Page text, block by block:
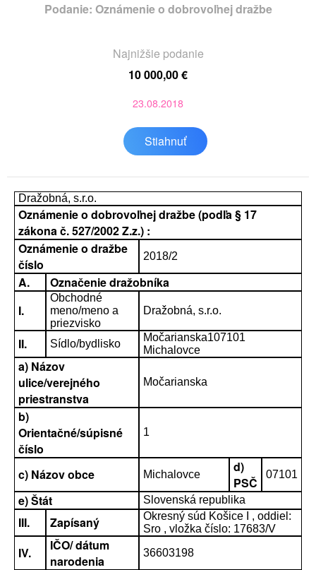
Podanie: Oznámenie o dobrovoľnej dražbe
Najnižšie podanie
10 000,00 €
23.08.2018
Stiahnuť
Dražobná, s.r.o.
Oznámenie o dobrovoľnej dražbe (podľa § 17
zákona č. 527/2002 Z.z.) :
Oznámenie o dražbe
číslo
2018/2
A.
Označenie dražobníka
I.
Obchodné
meno/meno a
priezvisko
Dražobná, s.r.o.
II. Sídlo/bydlisko
Močarianska107101
Michalovce
a) Názov
ulice/verejného
priestranstva
Močarianska
b)
Orientačné/súpisné
číslo
1
c) Názov obce Michalovce
d)
PSČ
07101
e) Štát Slovenská republika
III. Zapísaný
Okresný súd Košice I , oddiel:
Sro , vložka číslo: 17683/V
IV.
IČO/ dátum
narodenia
36603198